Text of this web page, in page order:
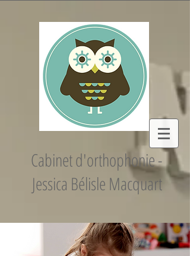
Cabinet d'orthophonie -
Jessica Bélisle Macquart